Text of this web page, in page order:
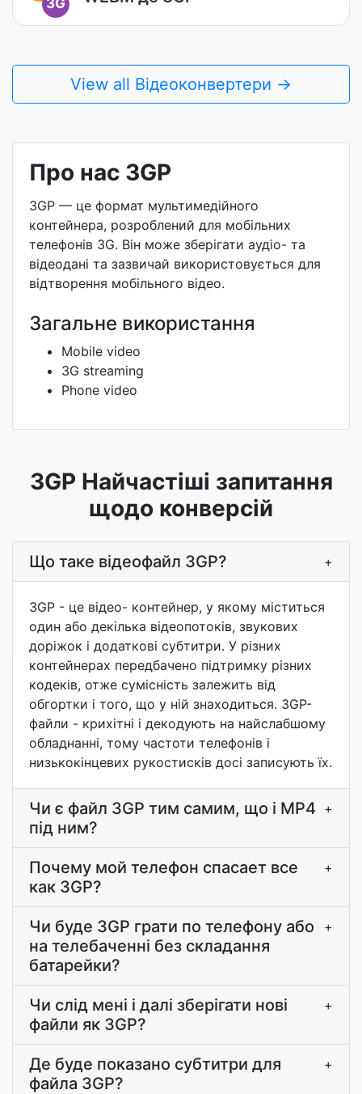
3G
View all Відеоконвертери →
Про нас 3GP
3GP — це формат мультимедійного
контейнера, розроблений для мобільних
телефонів 3G. Він може зберігати аудіо- та
відеодані та зазвичай використовується для
відтворення мобільного відео.
Загальне використання
Mobile video
3G streaming
Phone video
3GP Найчастіші запитання
щодо конверсій
Що таке відеофайл 3GP? +
3GP - це відео- контейнер, у якому міститься
один або декілька відеопотоків, звукових
доріжок і додаткові субтитри. У різних
контейнерах передбачено підтримку різних
кодеків, отже сумісність залежить від
обгортки і того, що у ній знаходиться. 3GP-
файли - крихітні і декодують на найслабшому
обладнанні, тому частоти телефонів і
низькокінцевих рукостисків досі записують їх.
Чи є файл 3GP тим самим, що і MP4
під ним?
+
Почему мой телефон спасает все
как 3GP?
+
Чи буде 3GP грати по телефону або
на телебаченні без складання
батарейки?
+
Чи слід мені і далі зберігати нові
файли як 3GP?
+
Де буде показано субтитри для
файла 3GP?
+